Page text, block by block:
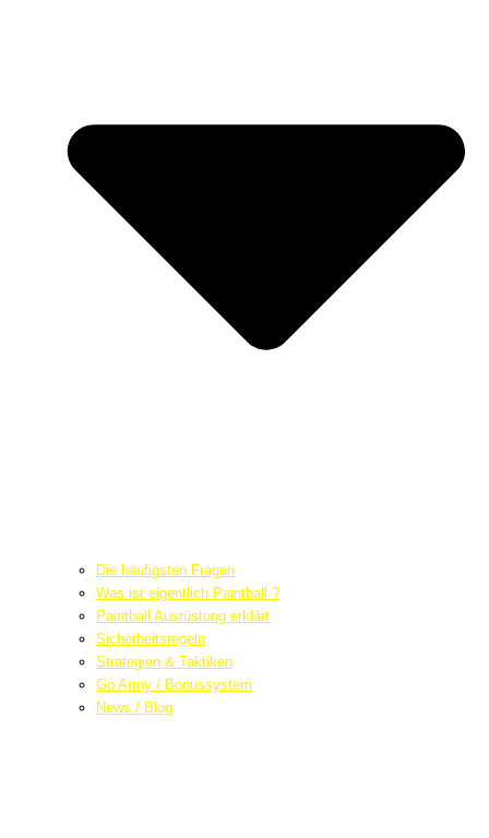
Die häufigsten Fragen
Was ist eigentlich Paintball ?
Paintball Ausrüstung erklärt
Sicherheitsregeln
Strategien & Taktiken
Go Army / Bonussystem
News / Blog